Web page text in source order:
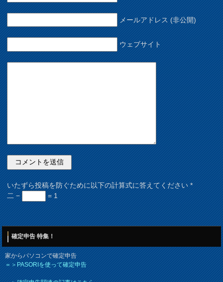
メールアドレス (非公開)
ウェブサイト
いたずら投稿を防ぐために以下の計算式に答えてください*
二 −
= 1
確定申告 特集！
家からパソコンで確定申告
＝＞PASORIを使って確定申告